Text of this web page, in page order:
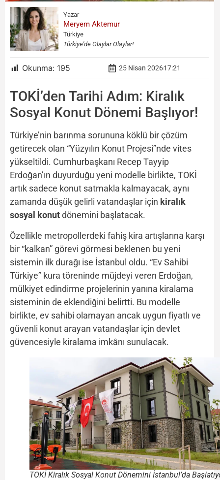
Yazar
Meryem Aktemur
Türkiye
Türkiye'de Olaylar Olaylar!
Okunma: 195 25 Nisan 202617:21
TOKİ’den Tarihi Adım: Kiralık
Sosyal Konut Dönemi Başlıyor!
Türkiye’nin barınma sorununa köklü bir çözüm
getirecek olan “Yüzyılın Konut Projesi”nde vites
yükseltildi. Cumhurbaşkanı Recep Tayyip
Erdoğan’ın duyurduğu yeni modelle birlikte, TOKİ
artık sadece konut satmakla kalmayacak, aynı
zamanda düşük gelirli vatandaşlar için kiralık
sosyal konutdönemini başlatacak.
Özellikle metropollerdeki fahiş kira artışlarına karşı
bir “kalkan” görevi görmesi beklenen bu yeni
sistemin ilk durağı ise İstanbul oldu. “Ev Sahibi
Türkiye” kura töreninde müjdeyi veren Erdoğan,
mülkiyet edindirme projelerinin yanına kiralama
sisteminin de eklendiğini belirtti. Bu modelle
birlikte, ev sahibi olamayan ancak uygun fiyatlı ve
güvenli konut arayan vatandaşlar için devlet
güvencesiyle kiralama imkânı sunulacak.
TOKİ Kiralık Sosyal Konut Dönemini İstanbul’da